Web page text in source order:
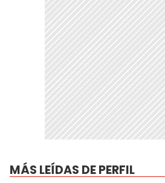
MÁS LEÍDAS DE PERFIL